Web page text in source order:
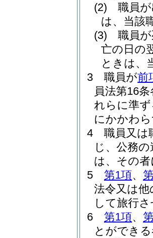
(2)
職員
は、当該
(3)
職員
亡の日の
ときは、
3
職員が前
員法第16
れらに準
にかかわ
4
職員又は
じ、公務
は、その
5
第1項、
法令又は
して旅行
6
第1項、
とができ